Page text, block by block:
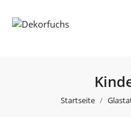
Startseite